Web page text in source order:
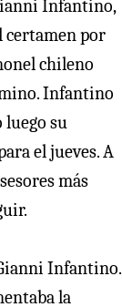
Infantino,
certamen por
chileno
Infantino
luego su
el jueves. A
más
Infantino.
la